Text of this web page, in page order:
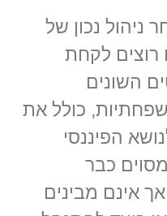
נכון של
לקחת
השונים
כולל את
הפיננסי
כבר
אינם מבינים